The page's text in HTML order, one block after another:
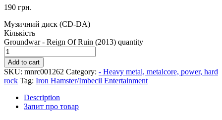
190 грн.
Музичний диск (CD-DA)
Кількість
Groundwar - Reign Of Ruin (2013) quantity
Add to cart
SKU: mnrc001262 Category: - Heavy metal, metalcore, power, hard
rock Tag: Iron Hamster/Imbecil Entertainment
Description
Запит про товар